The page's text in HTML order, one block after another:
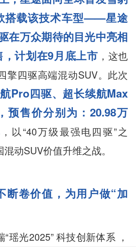
搭载该技术车型——星途
在万众期待的目光中亮相
，计划在9月底上市 ，这也
擎四驱高端混动SUV。此次
Pro四驱、超长续航Max
预售价分别为：20.98万
，以“40万级最强电四驱”之
动SUV价值升维之战。
断卷价值，为用户做“加
瑶光2025” 科技创新体系 ，